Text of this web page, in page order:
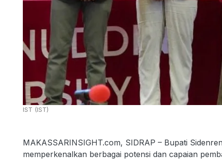
IST (IST)
MAKASSARINSIGHT.com, SIDRAP – Bupati
memperkenalkan berbagai potensi dan capaian